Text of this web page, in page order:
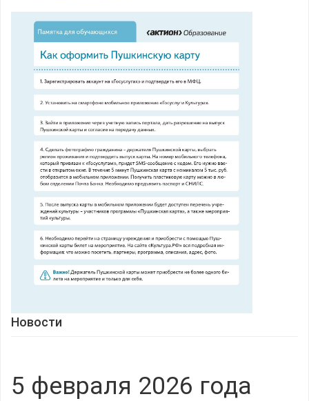
Новости
5 февраля 2026 года